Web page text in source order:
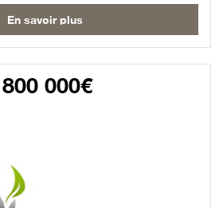
En savoir plus
800 000€